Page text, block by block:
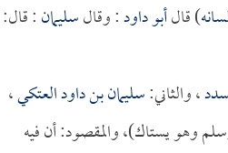
) قالأبو داود: وقالسليمان: قال:
، والثاني:سليمان بن داود العتكي،
وهو يستاك)، والمقصود: أن فيه